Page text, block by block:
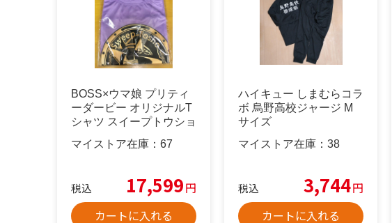
BOSS×ウマ娘 プリティ
ーダービー オリジナルT
シャツ スイープトウショ
マイストア在庫： 67
税込 17,599円
カートに入れる
ハイキュー しまむらコラ
ボ 烏野高校ジャージ M
サイズ
マイストア在庫： 38
税込 3,744円
カートに入れる